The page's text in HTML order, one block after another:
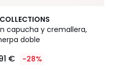
capucha y cremallera,
doble
€ -28%